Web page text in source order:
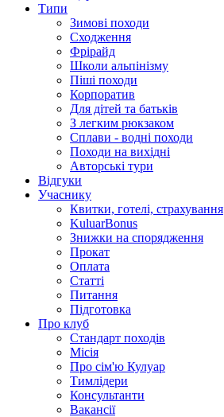
Типи
Зимові походи
Сходження
Фрірайд
Школи альпінізму
Піші походи
Корпоратив
Для дітей та батьків
З легким рюкзаком
Сплави - водні походи
Походи на вихідні
Авторські тури
Відгуки
Учаснику
Квитки, готелі, страхування
KuluarBonus
Знижки на спорядження
Прокат
Оплата
Статті
Питання
Підготовка
Про клуб
Стандарт походів
Місія
Про сім'ю Кулуар
Тимлідери
Консультанти
Вакансії